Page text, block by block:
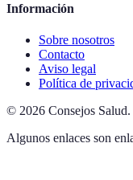
Información
Sobre nosotros
Contacto
Aviso legal
Política de
© 2026 Consejos Salud.
Algunos enlaces son